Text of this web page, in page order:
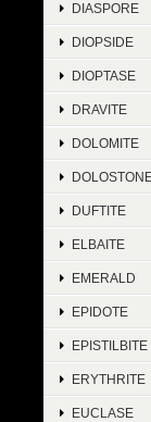
DIASPORE
DIOPSIDE
DIOPTASE
DRAVITE
DOLOMITE
DUFTITE
ELBAITE
EMERALD
EPIDOTE
EPISTILBITE
ERYTHRITE
EUCLASE